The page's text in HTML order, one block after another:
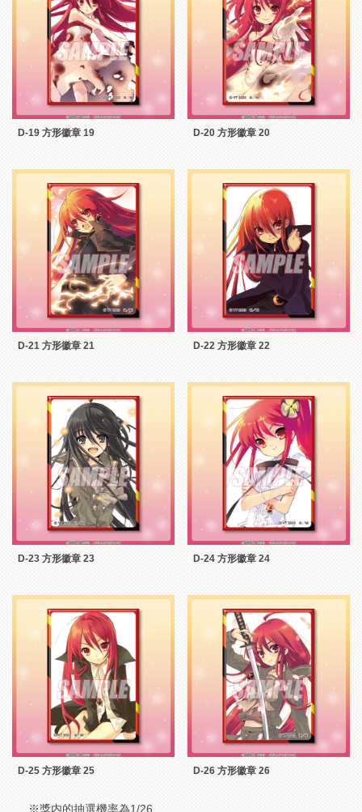
D-19 方形徽章 19 D-20 方形徽章 20
D-21 方形徽章 21 D-22 方形徽章 22
D-23 方形徽章 23 D-24 方形徽章 24
D-25 方形徽章 25 D-26 方形徽章 26
※獎内的抽選機率為1/26